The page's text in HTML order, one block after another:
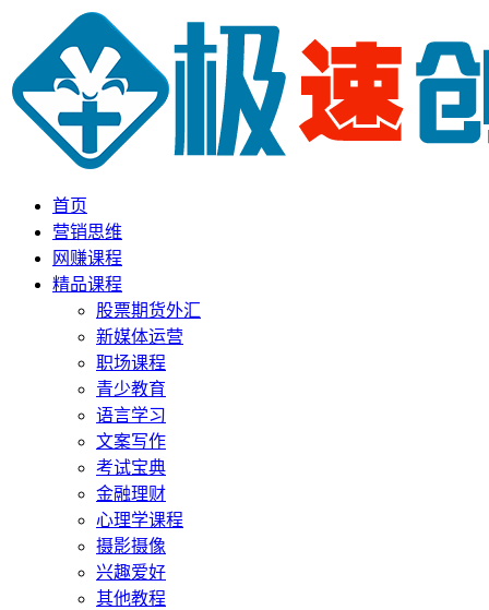
首页
营销思维
网赚课程
精品课程
股票期货外汇
新媒体运营
职场课程
青少教育
语言学习
文案写作
考试宝典
金融理财
心理学课程
摄影摄像
兴趣爱好
其他教程